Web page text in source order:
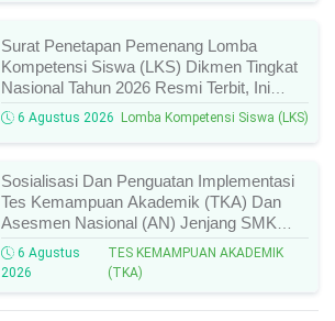
Surat Penetapan Pemenang Lomba
Kompetensi Siswa (LKS) Dikmen Tingkat
Nasional Tahun 2026 Resmi Terbit, Ini
Daftar Lengkap Nama Juara Dan Peraih
Medali!
6 Agustus 2026 Lomba Kompetensi Siswa (LKS)
Sosialisasi Dan Penguatan Implementasi
Tes Kemampuan Akademik (TKA) Dan
Asesmen Nasional (AN) Jenjang SMK
Tahun 2026, Ini Jadwal, Materi, Dan Link
Mengikutinya!
6 Agustus
2026
TES KEMAMPUAN AKADEMIK
(TKA)